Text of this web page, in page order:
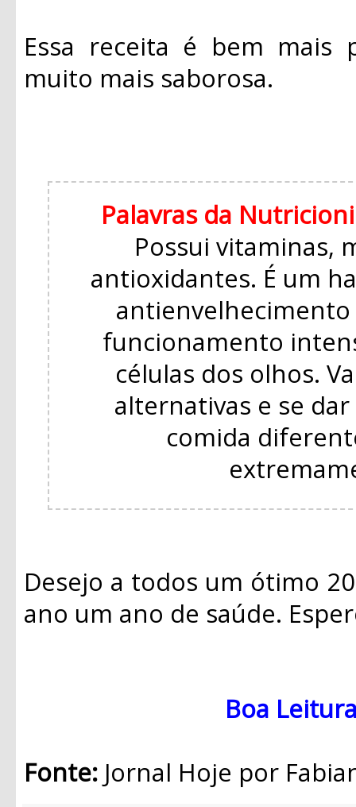
Essa receita é bem mais
muito mais saborosa.
Palavras da
Possui vitaminas,
antioxidantes. É um
funcionamento
células dos olhos.
alternativas e se
comida
Desejo a todos um ótimo
ano um ano de saúde.
Boa
Fonte: Jornal Hoje por